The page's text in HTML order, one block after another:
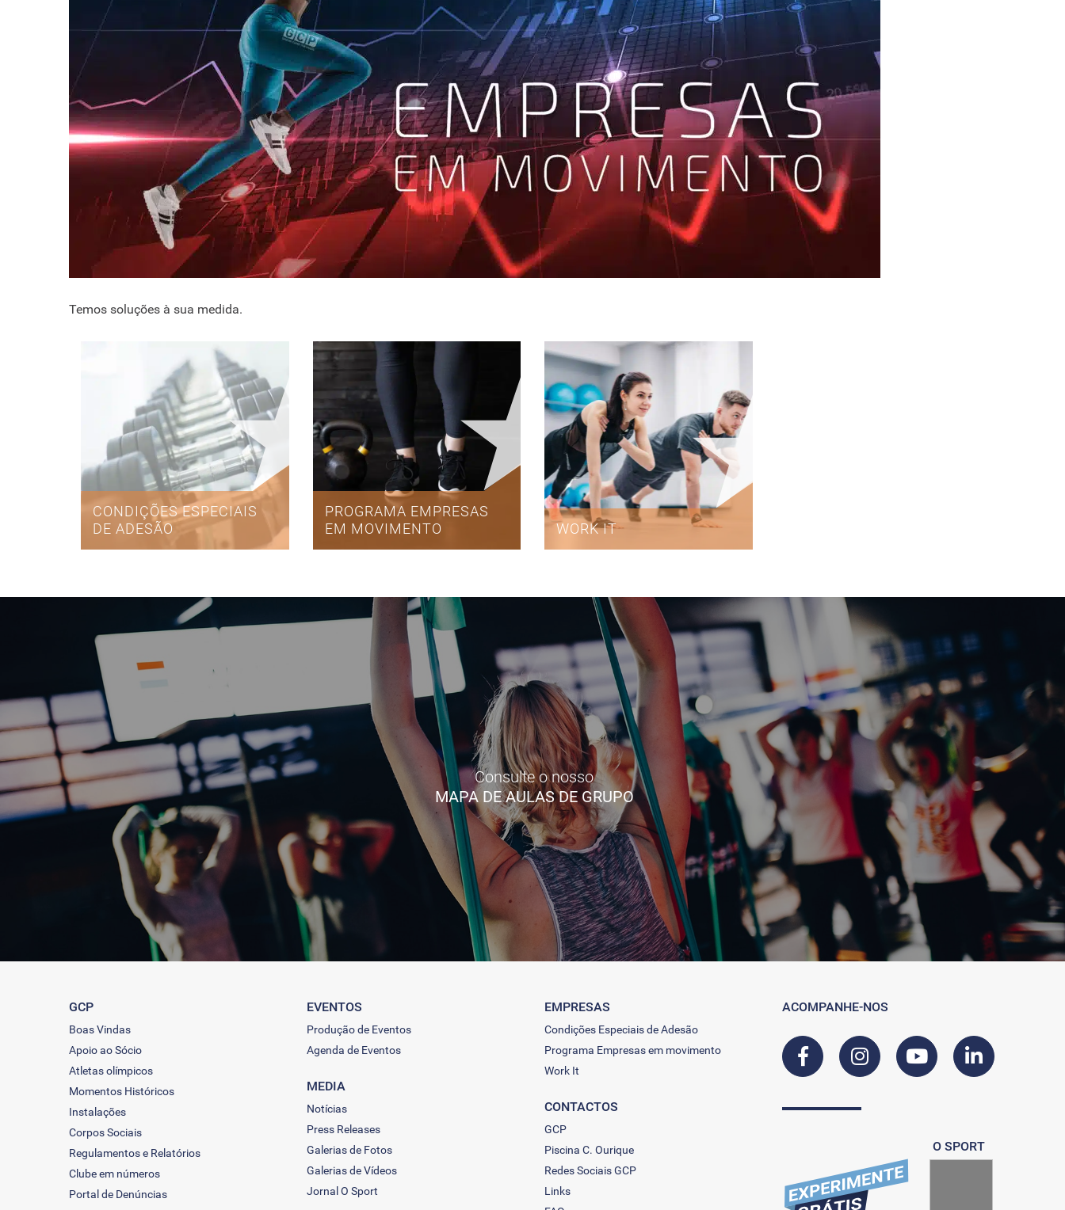
Temos soluções à sua medida.
CONDIÇÕES ESPECIAIS
DE ADESÃO
PROGRAMA EMPRESAS
EM MOVIMENTO
WORK IT
Consulte o nosso
MAPA DE AULAS DE GRUPO
GCP
Boas Vindas
Apoio ao Sócio
Atletas olímpicos
Momentos Históricos
Instalações
Corpos Sociais
Regulamentos e Relatórios
Clube em números
Portal de Denúncias
EVENTOS
Produção de Eventos
Agenda de Eventos
MEDIA
Notícias
Press Releases
Galerias de Fotos
Galerias de Vídeos
Jornal O Sport
EMPRESAS
Condições Especiais de Adesão
Programa Empresas em movimento
Work It
CONTACTOS
GCP
Piscina C. Ourique
Redes Sociais GCP
Links
ACOMPANHE-NOS
O SPORT